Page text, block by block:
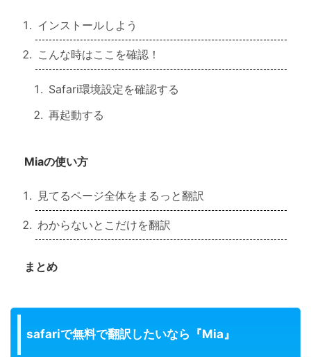
インストールしよう
こんな時はここを確認！
Safari環境設定を確認する
再起動する
Miaの使い方
見てるページ全体をまるっと翻訳
わからないとこだけを翻訳
まとめ
safariで無料で翻訳したいなら『Mia』